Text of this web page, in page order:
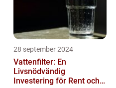
28 september 2024
Vattenfilter: En
Livsnödvändig
Investering för Rent och